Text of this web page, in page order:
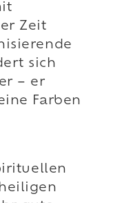
Zeit
sich
– er
Farben